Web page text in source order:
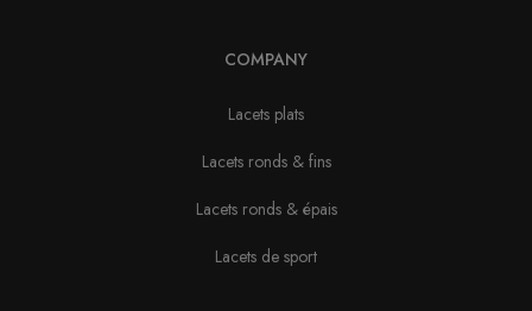
COMPANY
Lacets plats
Lacets ronds & fins
Lacets ronds & épais
Lacets de sport